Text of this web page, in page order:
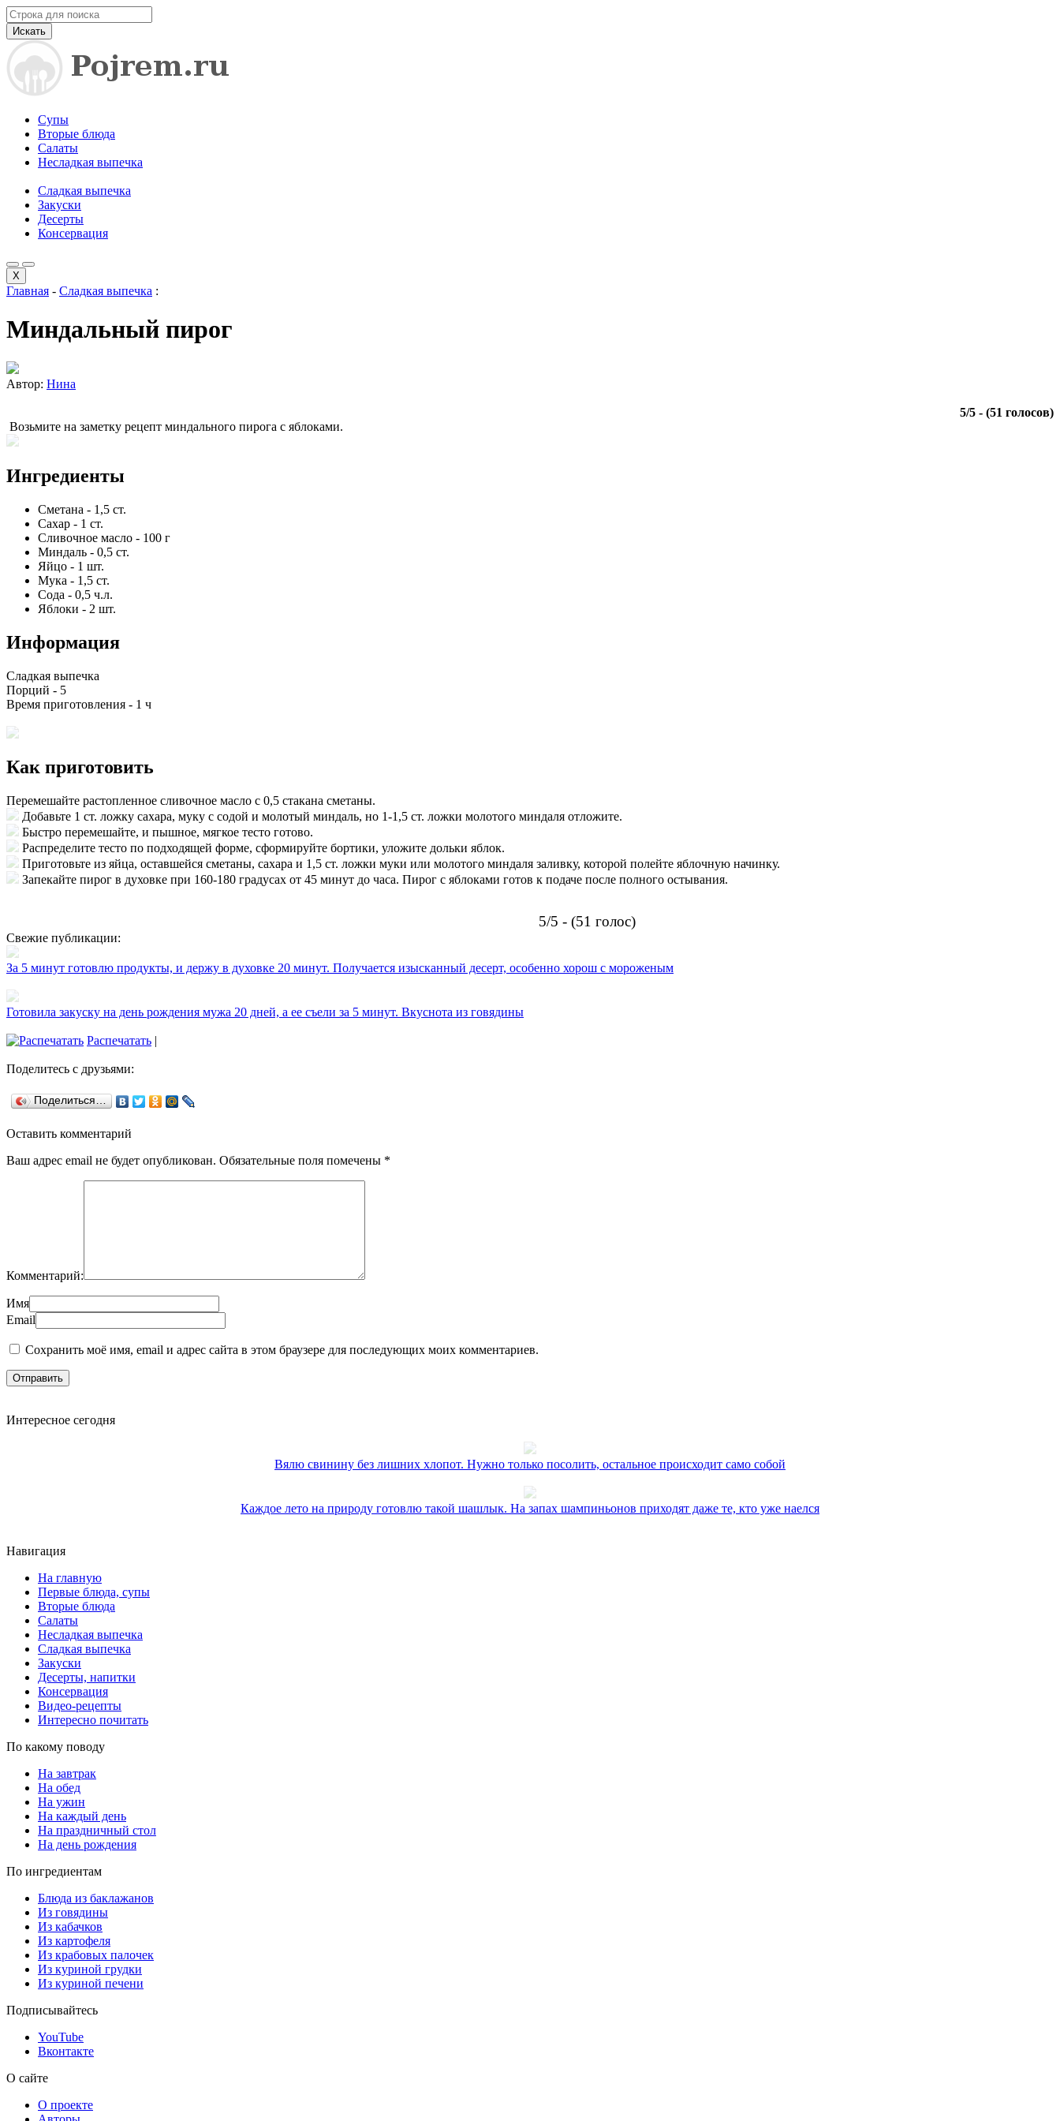
Искать
Супы
Вторые блюда
Салаты
Несладкая выпечка
Сладкая выпечка
Закуски
Десерты
Консервация
X
Главная - Сладкая выпечка :
Миндальный пирог
Автор: Нина
5/5 - (51 голосов)
Возьмите на заметку рецепт миндального пирога с яблоками.
Ингредиенты
Сметана - 1,5 ст.
Сахар - 1 ст.
Сливочное масло - 100 г
Миндаль - 0,5 ст.
Яйцо - 1 шт.
Мука - 1,5 ст.
Сода - 0,5 ч.л.
Яблоки - 2 шт.
Информация
Сладкая выпечка
Порций - 5
Время приготовления - 1 ч
Как приготовить
Перемешайте растопленное сливочное масло с 0,5 стакана сметаны.
Добавьте 1 ст. ложку сахара, муку с содой и молотый миндаль, но 1-1,5 ст. ложки молотого миндаля отложите.
Быстро перемешайте, и пышное, мягкое тесто готово.
Распределите тесто по подходящей форме, сформируйте бортики, уложите дольки яблок.
Приготовьте из яйца, оставшейся сметаны, сахара и 1,5 ст. ложки муки или молотого миндаля заливку, которой полейте яблочную начинку.
Запекайте пирог в духовке при 160-180 градусах от 45 минут до часа. Пирог с яблоками готов к подаче после полного остывания.
5/5 - (51 голос)
Свежие публикации:
За 5 минут готовлю продукты, и держу в духовке 20 минут. Получается изысканный десерт, особенно хорош с мороженым
Готовила закуску на день рождения мужа 20 дней, а ее съели за 5 минут. Вкуснота из говядины
Распечатать |
Поделитесь с друзьями:
Поделиться…
Оставить комментарий
Ваш адрес email не будет опубликован. Обязательные поля помечены *
Комментарий:
Имя
Email
Сохранить моё имя, email и адрес сайта в этом браузере для последующих моих комментариев.
Интересное сегодня
Вялю свинину без лишних хлопот. Нужно только посолить, остальное происходит само собой
Каждое лето на природу готовлю такой шашлык. На запах шампиньонов приходят даже те, кто уже наелся
Навигация
На главную
Первые блюда, супы
Вторые блюда
Салаты
Несладкая выпечка
Сладкая выпечка
Закуски
Десерты, напитки
Консервация
Видео-рецепты
Интересно почитать
По какому поводу
На завтрак
На обед
На ужин
На каждый день
На праздничный стол
На день рождения
По ингредиентам
Блюда из баклажанов
Из говядины
Из кабачков
Из картофеля
Из крабовых палочек
Из куриной грудки
Из куриной печени
Подписывайтесь
YouTube
Вконтакте
О сайте
О проекте